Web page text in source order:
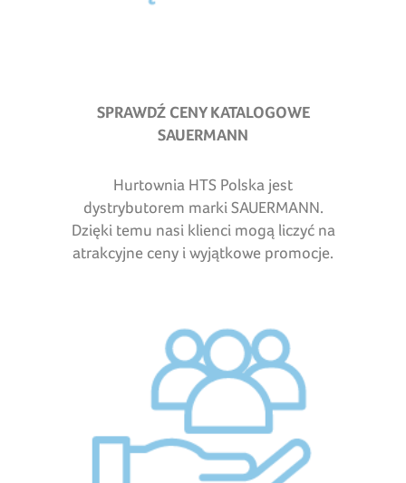
SPRAWDŹ CENY KATALOGOWE
SAUERMANN
Hurtownia HTS Polska jest
dystrybutorem marki SAUERMANN.
Dzięki temu nasi klienci mogą liczyć na
atrakcyjne ceny i wyjątkowe promocje.